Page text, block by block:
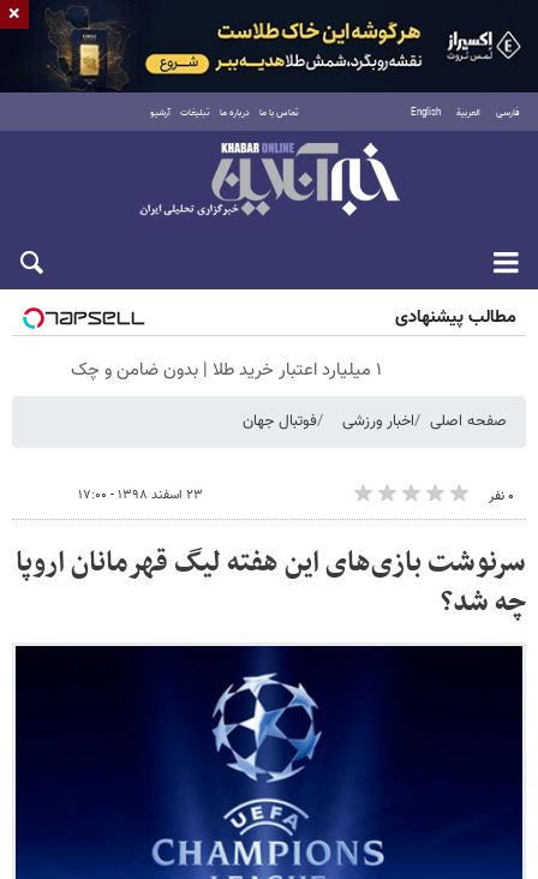
فارسی العربية English تماس با ما درباره ما تبلیغات آرشیو
جمعه ۱۶ مرداد ۱۴۰۵
مطالب پیشنهادی
۱ میلیارد اعتبار خرید طلا | بدون ضامن و چک
صفحه اصلی اخبار ورزشی فوتبال جهان
۰ نفر ۲۳ اسفند ۱۳۹۸ - ۱۷:۰۰
سرنوشت بازی‌های این هفته لیگ قهرمانان اروپا
چه شد؟
×